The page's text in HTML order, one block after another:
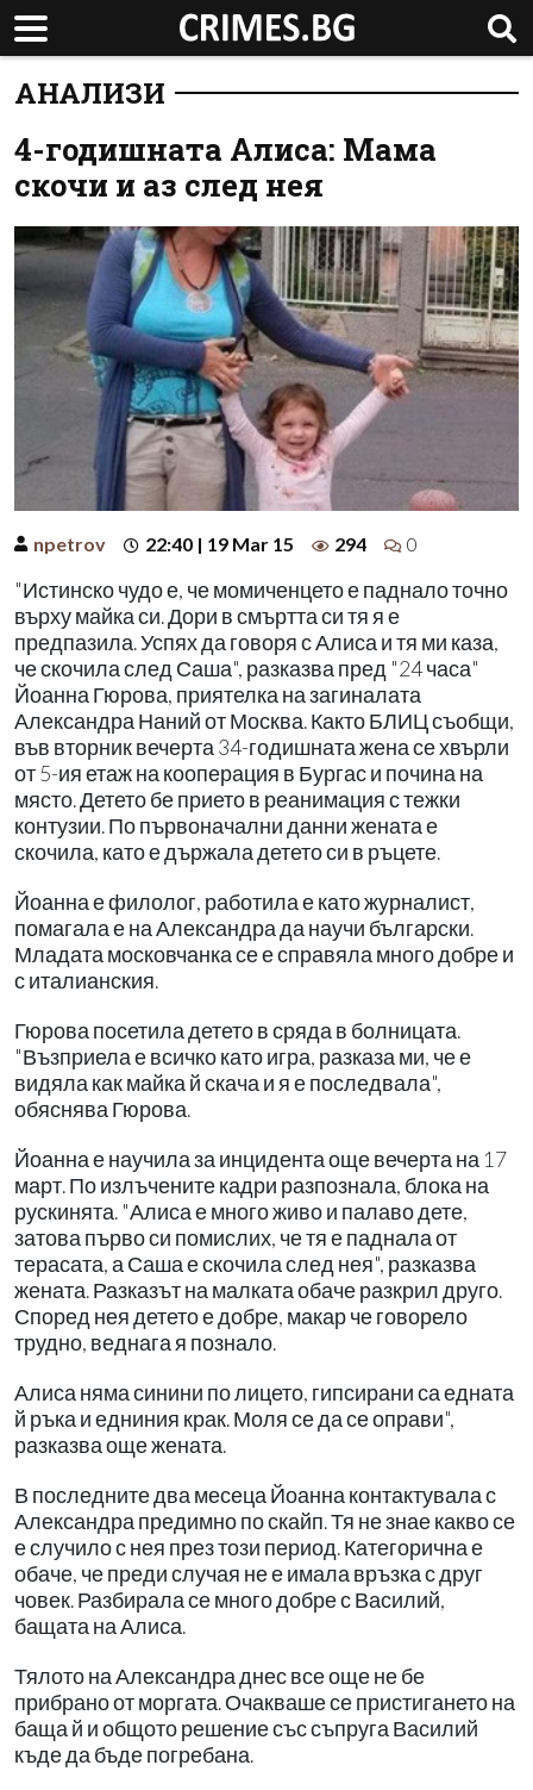
АНАЛИЗИ
4-годишната Алиса: Мама
скочи и аз след нея
npetrov 22:40 | 19 Mar 15 294 0
"Истинско чудо е, че момиченцето е паднало точно
върху майка си. Дори в смъртта си тя я е
предпазила. Успях да говоря с Алиса и тя ми каза,
че скочила след Саша", разказва пред "24 часа"
Йоанна Гюрова, приятелка на загиналата
Александра Наний от Москва. Както БЛИЦ съобщи,
във вторник вечерта 34-годишната жена се хвърли
от 5-ия етаж на кооперация в Бургас и почина на
място. Детето бе прието в реанимация с тежки
контузии. По първоначални данни жената е
скочила, като е държала детето си в ръцете.
Йоанна е филолог, работила е като журналист,
помагала е на Александра да научи български.
Младата московчанка се е справяла много добре и
с италианския.
Гюрова посетила детето в сряда в болницата.
"Възприела е всичко като игра, разказа ми, че е
видяла как майка й скача и я е последвала",
обяснява Гюрова.
Йоанна е научила за инцидента още вечерта на 17
март. По излъчените кадри разпознала, блока на
рускинята. "Алиса е много живо и палаво дете,
затова първо си помислих, че тя е паднала от
терасата, а Саша е скочила след нея", разказва
жената. Разказът на малката обаче разкрил друго.
Според нея детето е добре, макар че говорело
трудно, веднага я познало.
Алиса няма синини по лицето, гипсирани са едната
й ръка и едниния крак. Моля се да се оправи",
разказва още жената.
В последните два месеца Йоанна контактувала с
Александра предимно по скайп. Тя не знае какво се
е случило с нея през този период. Категорична е
обаче, че преди случая не е имала връзка с друг
човек. Разбирала се много добре с Василий,
бащата на Алиса.
Тялото на Александра днес все още не бе
прибрано от моргата. Очакваше се пристигането на
баща й и общото решение със съпруга Василий
къде да бъде погребана.